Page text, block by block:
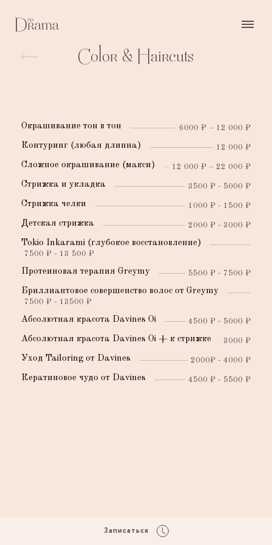
Записаться
Color & Haircuts
Окрашивание тон в тон 6000 ₽ – 12 000 ₽
Контуринг (любая длинна) 12 000 ₽
Сложное окрашивание (макси) 12 000 ₽ – 22 000 ₽
Стрижка и укладка 3500 ₽ - 5000 ₽
Стрижка челки 1000 ₽ - 1500 ₽
Детская стрижка 2000 ₽ - 3000 ₽
Tokio Inkarami (глубокое восстановление)
7500 ₽ - 13 500 ₽
Протеиновая терапия Greymy 5500 ₽ - 7500 ₽
Бриллиантовое совершенство волос от Greymy
7500 ₽ - 13500 ₽
Абсолютная красота Davines Oi 4500 ₽ - 5000 ₽
Абсолютная красота Davines Oi + к стрижке 3000 ₽
Уход Tailoring от Davines 2000₽ - 4000 ₽
Кератиновое чудо от Davines 4500 ₽ - 5500 ₽